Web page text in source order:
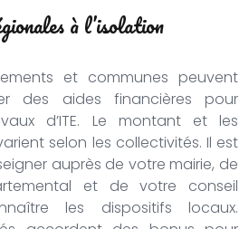
à l’isolation
et communes peuvent
des aides financières pour
d’ITE. Le montant et les
selon les collectivités. Il est
auprès de votre mairie, de
et de votre conseil
les dispositifs locaux.